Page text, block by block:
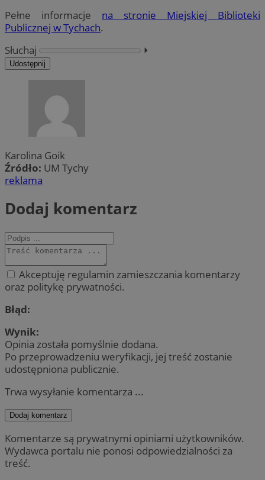
Pełne informacje na stronie Miejskiej Biblioteki
Publicznej w Tychach.
Słuchaj
⏵︎
Udostępnij
Karolina Goik
Źródło: UM Tychy
reklama
Dodaj komentarz
Akceptuję regulamin zamieszczania komentarzy
oraz politykę prywatności.
Błąd:
Wynik:
Opinia została pomyślnie dodana.
Po przeprowadzeniu weryfikacji, jej treść zostanie
udostępniona publicznie.
Trwa wysyłanie komentarza ...
Dodaj komentarz
Komentarze są prywatnymi opiniami użytkowników.
Wydawca portalu nie ponosi odpowiedzialności za
treść.